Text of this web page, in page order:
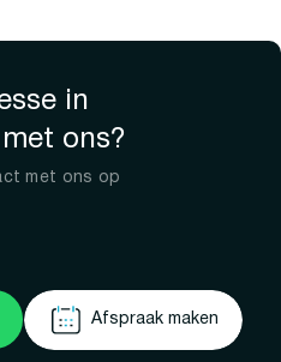
in
ons?
met ons op
Afspraak maken